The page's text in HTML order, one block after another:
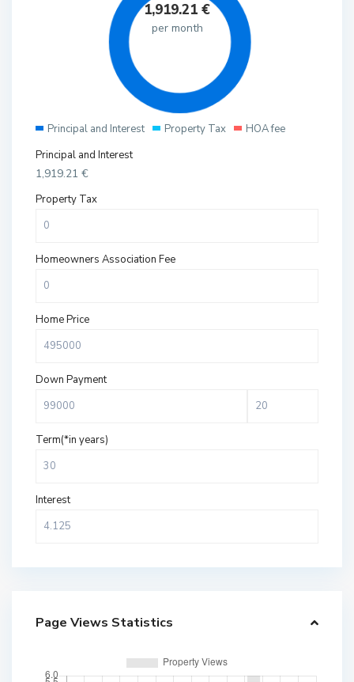
1,919.21 €
per month
Principal and Interest Property Tax
HOA fee
Principal and Interest
1,919.21 €
Property Tax
Homeowners Association Fee
Home Price
Down Payment
Term(*in years)
Interest
Page Views Statistics